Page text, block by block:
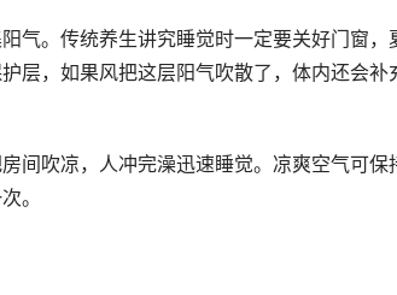
气。传统养生讲究睡觉时一定要关好门窗
层，如果风把这层阳气吹散了，体内还会
间吹凉，人冲完澡迅速睡觉。凉爽空气可保
。